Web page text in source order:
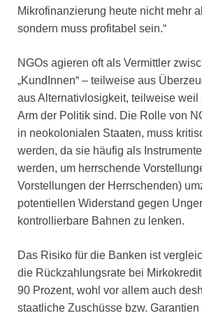
Mikrofinanzierung heute nicht mehr
sondern muss profitabel sein.“
NGOs agieren oft als Vermittler
„KundInnen“ – teilweise aus
aus Alternativlosigkeit, teilweise weil
Arm der Politik sind. Die Rolle von
in neokolonialen Staaten, muss
werden, da sie häufig als
werden, um herrschende
Vorstellungen der Herrschenden)
potentiellen Widerstand gegen
kontrollierbare Bahnen zu lenken.
Das Risiko für die Banken ist
die Rückzahlungsrate bei
90 Prozent, wohl vor allem auch
staatliche Zuschüsse bzw.